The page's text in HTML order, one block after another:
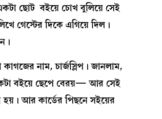
ছোট বইয়ে চোখ বুলিয়ে সেই
গেস্টের দিকে এগিয়ে দিল।
নাম, চার্জস্লিপ। জানলাম,
বইয়ে ছেপে বেরয়— আর সেই
হয়। আর কার্ডের পিছনে সইয়ের